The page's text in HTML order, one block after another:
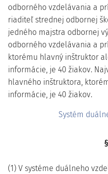
odborného vzdelávania a
riaditeľ strednej odbornej
jedného majstra odbornej
odborného vzdelávania a
ktorému hlavný inštruktor
informácie, je 40 žiakov.
hlavného inštruktora,
informácie, je 40 žiakov.
Systém
(1) V systéme duálneho